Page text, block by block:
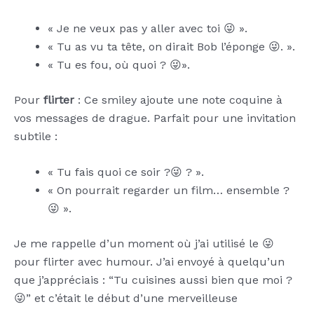
« Je ne veux pas y aller avec toi 😜 ».
« Tu as vu ta tête, on dirait Bob l’éponge 😜. ».
« Tu es fou, où quoi ? 😜».
Pour flirter : Ce smiley ajoute une note coquine à
vos messages de drague. Parfait pour une invitation
subtile :
« Tu fais quoi ce soir ?😜 ? ».
« On pourrait regarder un film… ensemble ?
😜 ».
Je me rappelle d’un moment où j’ai utilisé le 😜
pour flirter avec humour. J’ai envoyé à quelqu’un
que j’appréciais : “Tu cuisines aussi bien que moi ?
😜” et c’était le début d’une merveilleuse